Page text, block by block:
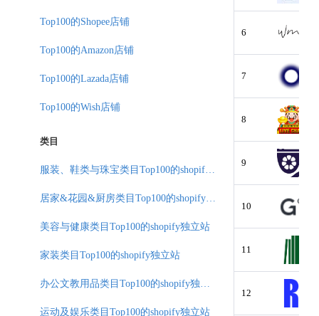
6
7
8
9
10
11
12
Top100的Shopee店铺
Top100的Amazon店铺
Top100的Lazada店铺
Top100的Wish店铺
类目
美容与健康类目Top100的shopify独立站
家装类目Top100的shopify独立站
运动及娱乐类目Top100的shopify独立站